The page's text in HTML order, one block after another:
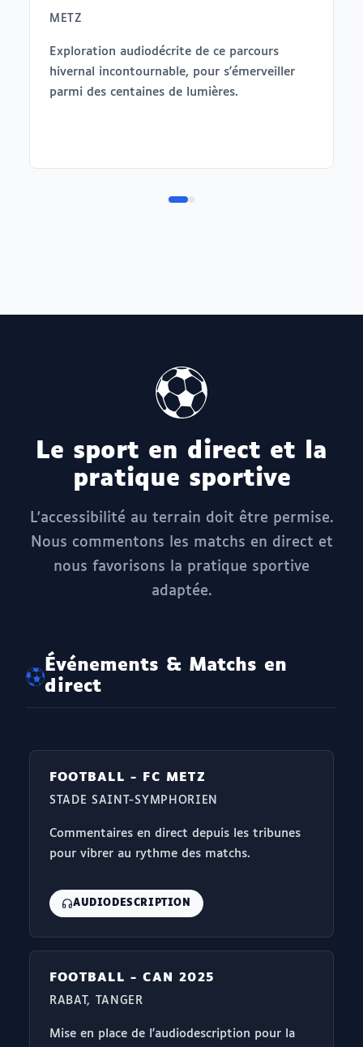
METZ
Exploration audiodécrite de ce parcours
hivernal incontournable, pour s'émerveiller
parmi des centaines de lumières.
Le sport en direct et la
pratique sportive
L'accessibilité au terrain doit être permise.
Nous commentons les matchs en direct et
nous favorisons la pratique sportive
adaptée.
Événements & Matchs en
direct
FOOTBALL - FC METZ
STADE SAINT-SYMPHORIEN
Commentaires en direct depuis les tribunes
pour vibrer au rythme des matchs.
AUDIODESCRIPTION
FOOTBALL - CAN 2025
RABAT, TANGER
Mise en place de l'audiodescription pour la